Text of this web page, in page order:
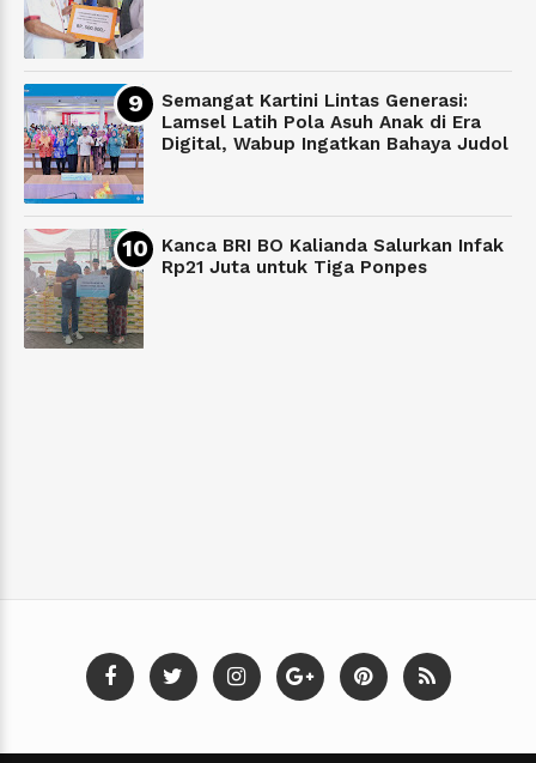
Semangat Kartini Lintas Generasi:
Lamsel Latih Pola Asuh Anak di Era
Digital, Wabup Ingatkan Bahaya Judol
Kanca BRI BO Kalianda Salurkan Infak
Rp21 Juta untuk Tiga Ponpes